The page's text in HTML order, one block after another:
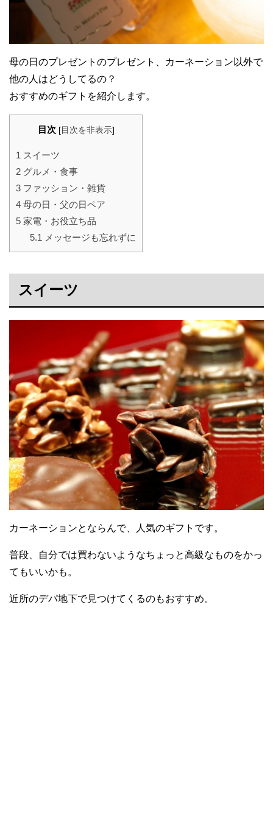
母の日のプレゼントのプレゼント、カーネーション以外で
他の人はどうしてるの？
おすすめのギフトを紹介します。
目次 [目次を非表示]
1 スイーツ
2 グルメ・食事
3 ファッション・雑貨
4 母の日・父の日ペア
5 家電・お役立ち品
5.1 メッセージも忘れずに
スイーツ
カーネーションとならんで、人気のギフトです。
普段、自分では買わないようなちょっと高級なものをかっ
てもいいかも。
近所のデパ地下で見つけてくるのもおすすめ。